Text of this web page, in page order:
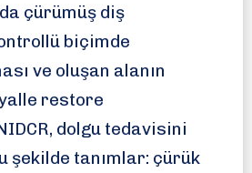
çürümüş diş
biçimde
ve oluşan alanın
restore
dolgu tedavisini
şekilde tanımlar: çürük